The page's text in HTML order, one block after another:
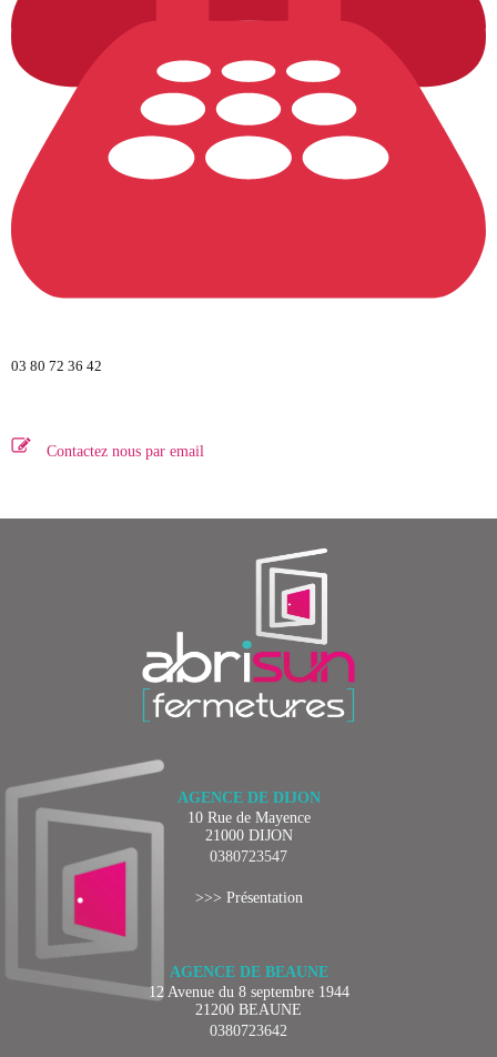
03 80 72 36 42
Contactez nous par email
AGENCE DE DIJON
10 Rue de Mayence
21000 DIJON
0380723547
>>> Présentation
AGENCE DE BEAUNE
12 Avenue du 8 septembre 1944
21200 BEAUNE
0380723642